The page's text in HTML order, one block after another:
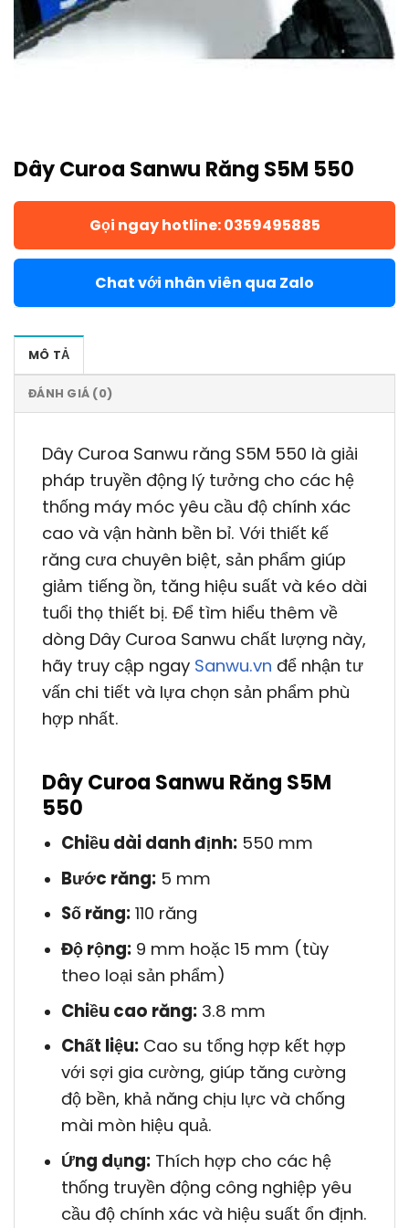
Dây Curoa Sanwu Răng S5M 550
Gọi ngay hotline: 0359495885
Chat với nhân viên qua Zalo
MÔ TẢ
ĐÁNH GIÁ (0)
Dây Curoa Sanwu răng S5M 550 là giải
pháp truyền động lý tưởng cho các hệ
thống máy móc yêu cầu độ chính xác
cao và vận hành bền bỉ. Với thiết kế
răng cưa chuyên biệt, sản phẩm giúp
giảm tiếng ồn, tăng hiệu suất và kéo dài
tuổi thọ thiết bị. Để tìm hiểu thêm về
dòng Dây Curoa Sanwu chất lượng này,
hãy truy cập ngay Sanwu.vn để nhận tư
vấn chi tiết và lựa chọn sản phẩm phù
hợp nhất.
Dây Curoa Sanwu Răng S5M
550
Chiều dài danh định:550 mm
Bước răng:5 mm
Số răng:110 răng
Độ rộng:9 mm hoặc 15 mm (tùy
theo loại sản phẩm)
Chiều cao răng:3.8 mm
Chất liệu:Cao su tổng hợp kết hợp
với sợi gia cường, giúp tăng cường
độ bền, khả năng chịu lực và chống
mài mòn hiệu quả.
Ứng dụng:Thích hợp cho các hệ
thống truyền động công nghiệp yêu
cầu độ chính xác và hiệu suất ổn định.